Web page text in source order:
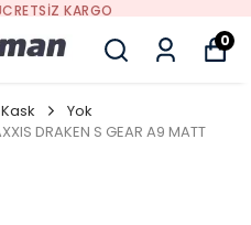
KARGO
0
Yok
DRAKEN S GEAR A9 MATT